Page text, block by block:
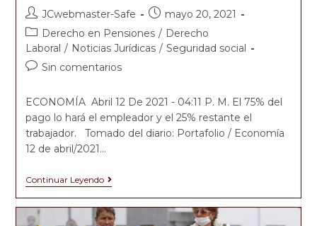
JCwebmaster-Safe
mayo 20, 2021
Derecho en Pensiones / Derecho
Laboral / Noticias Jurídicas / Seguridad social
Sin comentarios
ECONOMÍA Abril 12 De 2021 - 04:11 P. M. El 75% del
pago lo hará el empleador y el 25% restante el
trabajador. Tomado del diario: Portafolio / Economía
12 de abril/2021…
Continuar Leyendo